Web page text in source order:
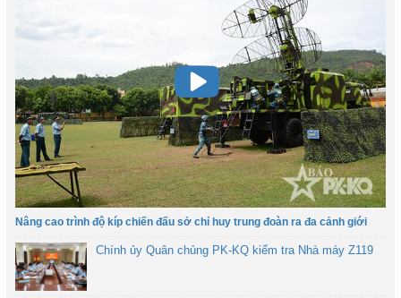
Nâng cao trình độ kíp chiến đấu sở chỉ huy trung đoàn ra đa cảnh giới
Chính ủy Quân chủng PK-KQ kiểm tra Nhà máy Z119